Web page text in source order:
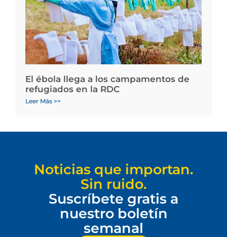
El ébola llega a los campamentos de
refugiados en la RDC
Leer Más >>
Noticias que importan.
Sin ruido.
Suscríbete gratis a
nuestro boletín
semanal